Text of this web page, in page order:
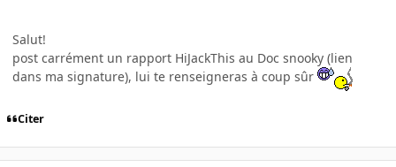
Salut!
post carrément un rapport HiJackThis au Doc snooky (lien
dans ma signature), lui te renseigneras à coup sûr
Citer